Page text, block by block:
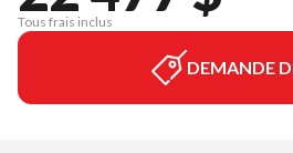
Tous frais inclus
DEMANDE